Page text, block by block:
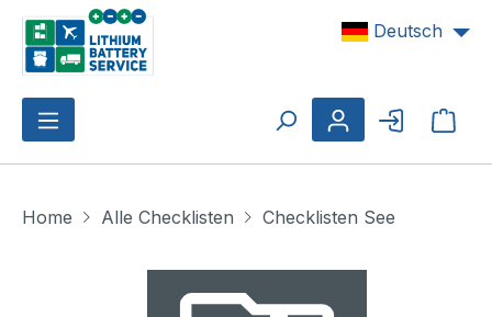
Zum Hauptinhalt springen Deutsch
Home Alle Checklisten
Checklisten See